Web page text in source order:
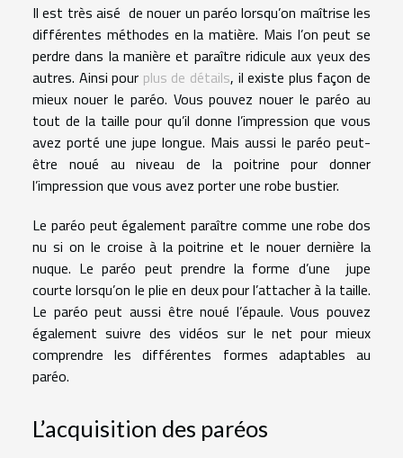
Il est très aisé de nouer un paréo lorsqu’on maîtrise les
différentes méthodes en la matière. Mais l’on peut se
perdre dans la manière et paraître ridicule aux yeux des
autres. Ainsi pour plus de détails, il existe plus façon de
mieux nouer le paréo. Vous pouvez nouer le paréo au
tout de la taille pour qu’il donne l’impression que vous
avez porté une jupe longue. Mais aussi le paréo peut-
être noué au niveau de la poitrine pour donner
l’impression que vous avez porter une robe bustier.
Le paréo peut également paraître comme une robe dos
nu si on le croise à la poitrine et le nouer dernière la
nuque. Le paréo peut prendre la forme d’une jupe
courte lorsqu’on le plie en deux pour l’attacher à la taille.
Le paréo peut aussi être noué l’épaule. Vous pouvez
également suivre des vidéos sur le net pour mieux
comprendre les différentes formes adaptables au
paréo.
L’acquisition des paréos